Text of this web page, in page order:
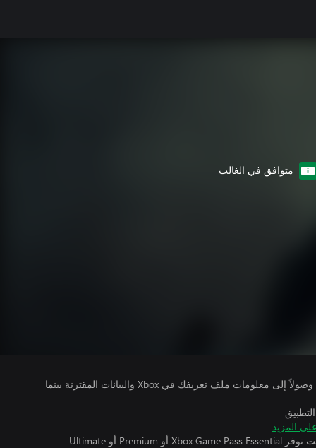
متوافق في الغالب
يتلقى ناشرو الألعاب التي تقوم بتشغيلها وصولاً إلى معلومات ملف تعريفك في Xbox والبيانات المقترنة بينما
المزيد
تتطلب اللعبة متعددة اللاعبين عبر الإنترنت توفر Xbox Game Pass Essential أو Premium أو Ultimate